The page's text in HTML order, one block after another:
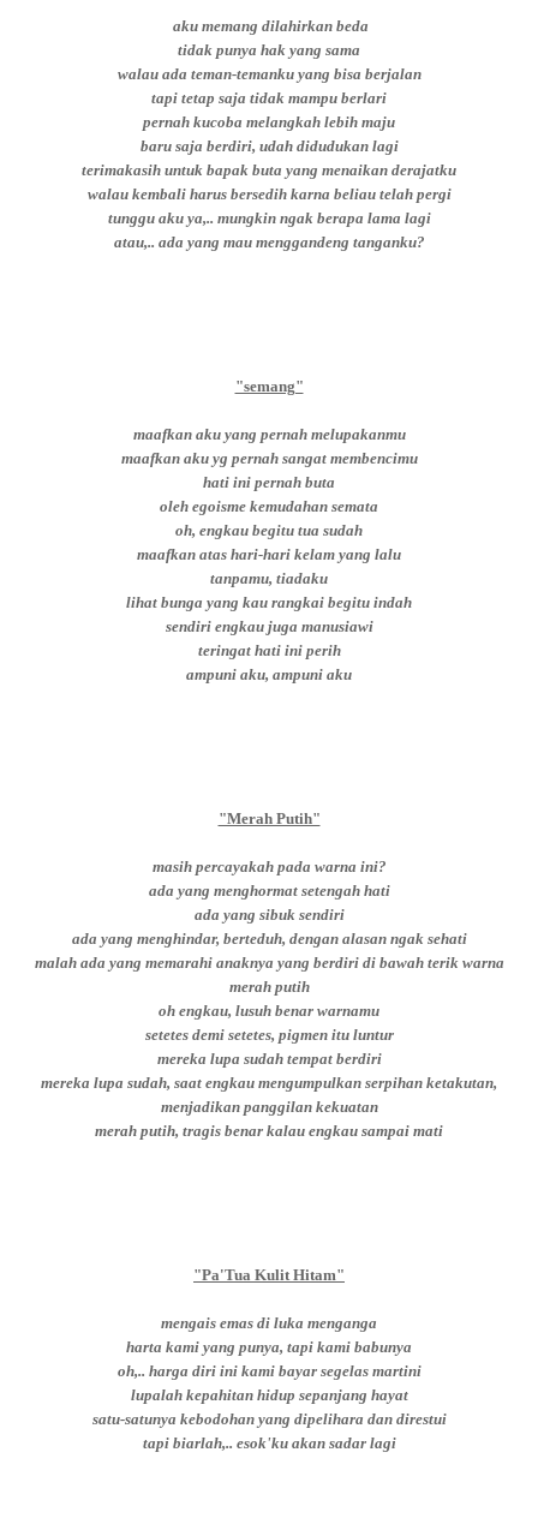
aku memang dilahirkan beda
tidak punya hak yang sama
walau ada teman-temanku yang bisa berjalan
tapi tetap saja tidak mampu berlari
pernah kucoba melangkah lebih maju
baru saja berdiri, udah didudukan lagi
terimakasih untuk bapak buta yang menaikan derajatku
walau kembali harus bersedih karna beliau telah pergi
tunggu aku ya,.. mungkin ngak berapa lama lagi
atau,.. ada yang mau menggandeng tanganku?
"semang"
maafkan aku yang pernah melupakanmu
maafkan aku yg pernah sangat membencimu
hati ini pernah buta
oleh egoisme kemudahan semata
oh, engkau begitu tua sudah
maafkan atas hari-hari kelam yang lalu
tanpamu, tiadaku
lihat bunga yang kau rangkai begitu indah
sendiri engkau juga manusiawi
teringat hati ini perih
ampuni aku, ampuni aku
"Merah Putih"
masih percayakah pada warna ini?
ada yang menghormat setengah hati
ada yang sibuk sendiri
ada yang menghindar, berteduh, dengan alasan ngak sehati
malah ada yang memarahi anaknya yang berdiri di bawah terik warna
merah putih
oh engkau, lusuh benar warnamu
setetes demi setetes, pigmen itu luntur
mereka lupa sudah tempat berdiri
mereka lupa sudah, saat engkau mengumpulkan serpihan ketakutan,
menjadikan panggilan kekuatan
merah putih, tragis benar kalau engkau sampai mati
"Pa'Tua Kulit Hitam"
mengais emas di luka menganga
harta kami yang punya, tapi kami babunya
oh,.. harga diri ini kami bayar segelas martini
lupalah kepahitan hidup sepanjang hayat
satu-satunya kebodohan yang dipelihara dan direstui
tapi biarlah,.. esok'ku akan sadar lagi